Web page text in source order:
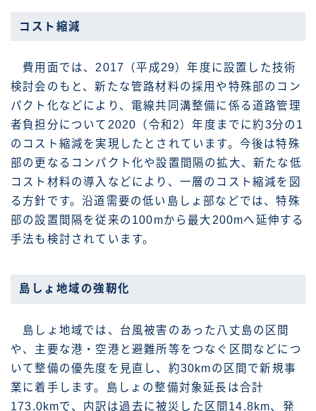
コスト縮減
費用面では、2017（平成29）年度に設置した技術
検討会のもと、新たな管路材料の採用や特殊部のコン
パクト化などにより、電線共同溝整備に係る道路管理
者負担分について2020（令和2）年度までに約3分の1
のコスト縮減を実現したとされています。今後は特殊
部の更なるコンパクト化や設置間隔の拡大、新たな低
コスト材料の導入などにより、一層のコスト縮減を図
る方針です。沿道需要の低い島しょ部などでは、特殊
部の設置間隔を従来の100mから最大200mへ延伸する
手法も検討されています。
島しょ地域の強靭化
島しょ地域では、台風被害のあった八丈島の区間
や、主要な港・空港と避難所等をつなぐ区間などにつ
いて整備の優先度を見直し、約30kmの区間で新規事
業に着手します。島しょの整備対象延長は合計
173.0kmで、内訳は過去に被災した区間14.8km、発